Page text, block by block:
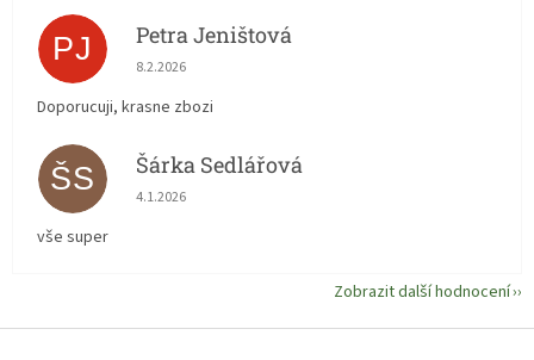
PJ Petra Jeništová
Hodnocení obchodu je 5 z 5 hvězdiček.
8.2.2026
Doporucuji, krasne zbozi
ŠS Šárka Sedlářová
Hodnocení obchodu je 5 z 5 hvězdiček.
4.1.2026
vše super
Zobrazit další hodnocení